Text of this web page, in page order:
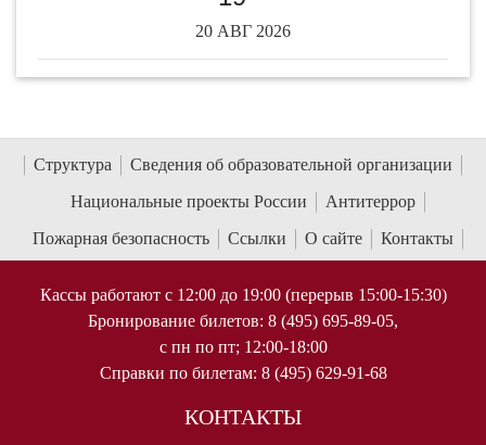
20 АВГ 2026
Структура
Сведения об образовательной организации
Национальные проекты России
Антитеррор
Пожарная безопасность
Ссылки О сайте Контакты
Кассы работают с 12:00 до 19:00 (перерыв 15:00-15:30)
Бронирование билетов: 8 (495) 695-89-05,
с пн по пт; 12:00-18:00
Справки по билетам: 8 (495) 629-91-68
КОНТАКТЫ